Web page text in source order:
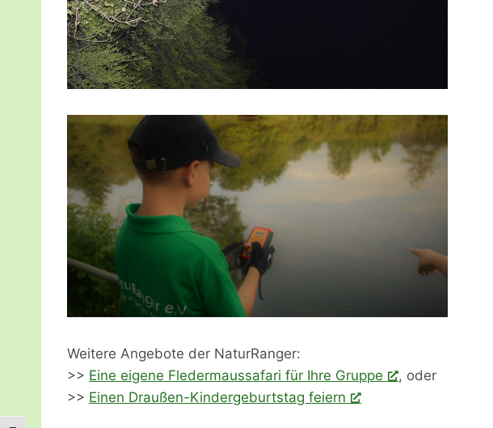
Weitere Angebote der NaturRanger:
>> Eine eigene Fledermaussafari für Ihre Gruppe
, oder
>> Einen Draußen-Kindergeburtstag feiern